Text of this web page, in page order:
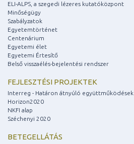
ELI-ALPS, a szegedi lézeres kutatóközpont
Minőségügy
Szabályzatok
Egyetemtörténet
Centenárium
Egyetemi élet
Egyetemi Értesítő
Belső visszaélés-bejelentési rendszer
FEJLESZTÉSI PROJEKTEK
Interreg - Határon átnyúló együttműködések
Horizon2020
NKFI alap
Széchenyi 2020
BETEGELLÁTÁS